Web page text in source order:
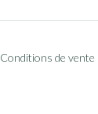
Conditions de vente